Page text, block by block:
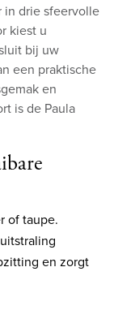
in drie sfeervolle
kiest u
bij uw
een praktische
en
is de Paula
of taupe.
en zorgt